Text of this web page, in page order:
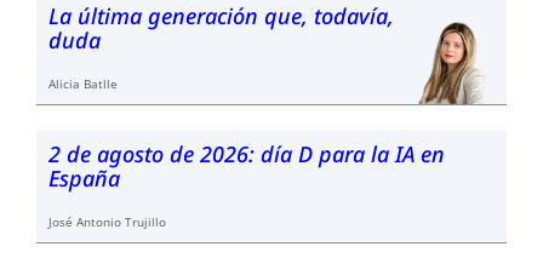
La última generación que, todavía,
duda
Alicia Batlle
2 de agosto de 2026: día D para la IA en
España
José Antonio Trujillo